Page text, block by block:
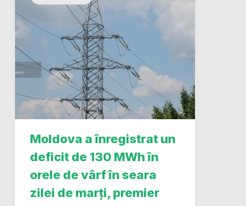
Moldova a înregistrat un
deficit de 130 MWh în
orele de vârf în seara
zilei de marți, premier